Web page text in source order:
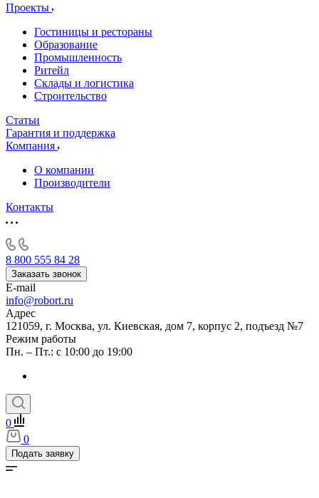
Проекты
Гостиницы и рестораны
Образование
Промышленность
Ритейл
Склады и логистика
Строительство
Статьи
Гарантия и поддержка
Компания
О компании
Производители
Контакты
8 800 555 84 28
Заказать звонок
E-mail
info@robort.ru
Адрес
121059, г. Москва, ул. Киевская, дом 7, корпус 2, подъезд №7
Режим работы
Пн. – Пт.: с 10:00 до 19:00
0
0
Подать заявку